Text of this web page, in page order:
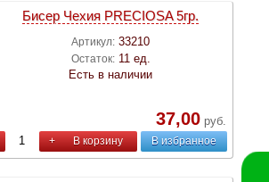
Бисер Чехия PRECIOSA 5гр.
Артикул: 33210
Остаток: 11 ед.
Есть в наличии
37,00руб.
+ В корзину В избранное